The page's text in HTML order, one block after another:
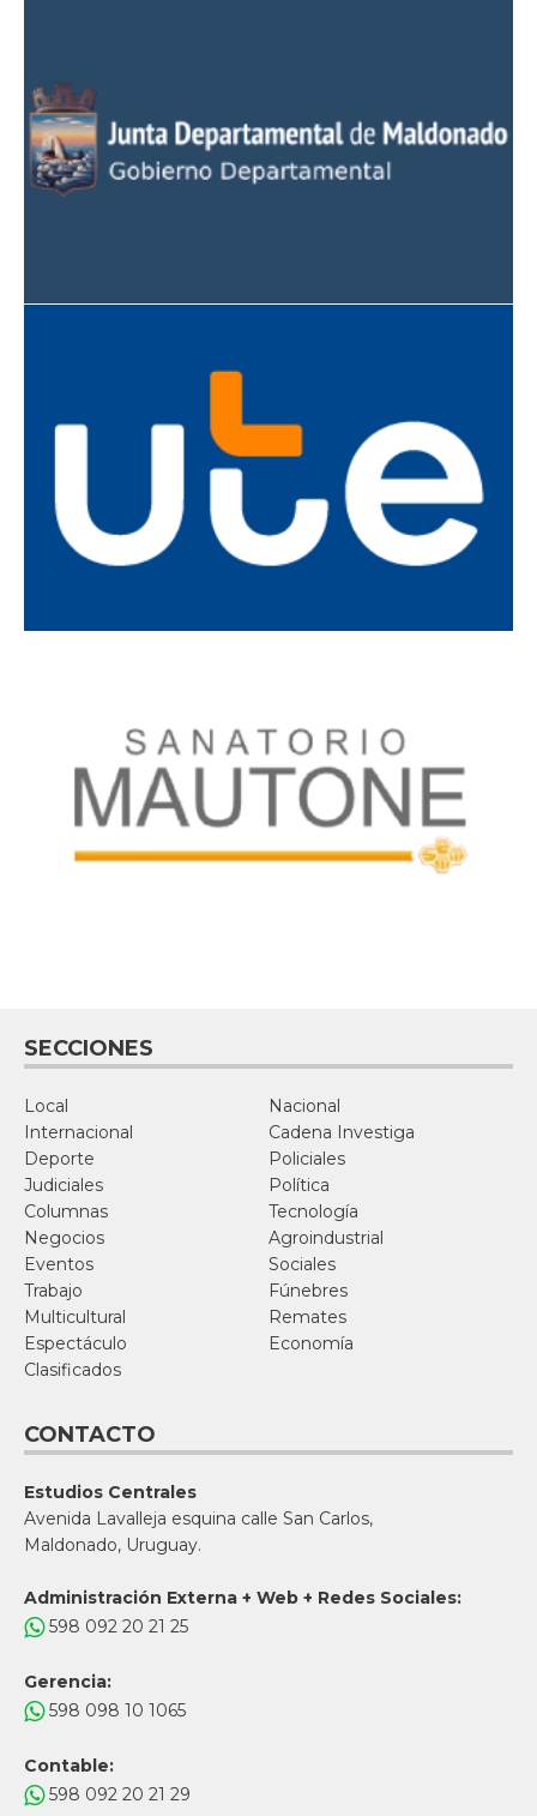
SECCIONES
Local
Nacional
Internacional
Cadena Investiga
Deporte
Policiales
Judiciales
Política
Columnas
Tecnología
Negocios
Agroindustrial
Eventos
Sociales
Trabajo
Fúnebres
Multicultural
Remates
Espectáculo
Economía
Clasificados
CONTACTO
Estudios Centrales
Avenida Lavalleja esquina calle San Carlos,
Maldonado, Uruguay.
Administración Externa + Web + Redes Sociales:
598 092 20 21 25
Gerencia:
598 098 10 1065
Contable:
598 092 20 21 29